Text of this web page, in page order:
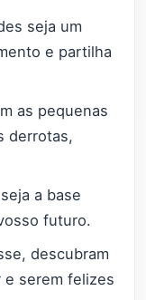
seja um
e partilha
as pequenas
derrotas,
a base
futuro.
descubram
e serem felizes